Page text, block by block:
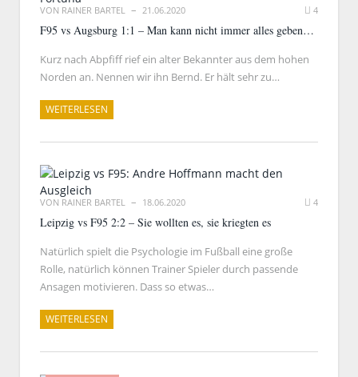
VON RAINER BARTEL 21.06.2020 4
F95 vs Augsburg 1:1 – Man kann nicht immer alles geben…
Kurz nach Abpfiff rief ein alter Bekannter aus dem hohen
Norden an. Nennen wir ihn Bernd. Er hält sehr zu…
WEITERLESEN
VON RAINER BARTEL 18.06.2020 4
Leipzig vs F95 2:2 – Sie wollten es, sie kriegten es
Natürlich spielt die Psychologie im Fußball eine große
Rolle, natürlich können Trainer Spieler durch passende
Ansagen motivieren. Dass so etwas…
WEITERLESEN